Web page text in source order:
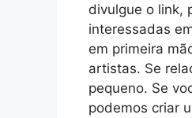
divulgue o link,
interessadas
em primeira
artistas. Se
pequeno. Se
podemos criar